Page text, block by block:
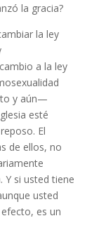
la gracia?
la ley
a la ley
y aún—
esté
El
de ellos, no
Y si usted tiene
usted
es un